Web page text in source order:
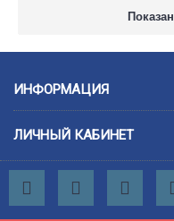
ИНФОРМАЦИЯ
ЛИЧНЫЙ КАБИНЕТ